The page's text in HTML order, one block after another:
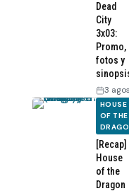
Dead
City
3x03:
Promo,
fotos y
3
HOUSE
OF THE
[Recap]
House
of the
Dragon